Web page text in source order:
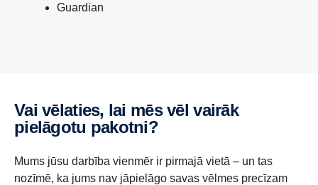
Guardian
Vai vēlaties, lai mēs vēl vairāk
pielāgotu pakotni?
Mums jūsu darbība vienmēr ir pirmajā vietā – un tas
nozīmē, ka jums nav jāpielāgo savas vēlmes precīzam